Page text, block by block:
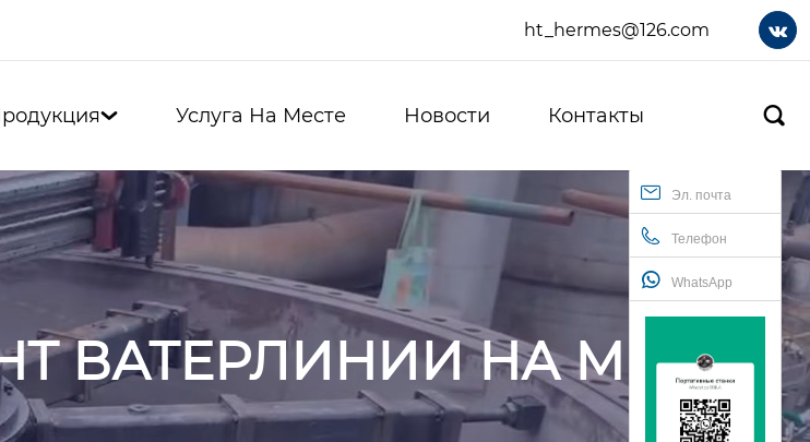
ht_hermes@126.com 
 Услуга На Месте Новости Контакты 
Эл. почта
Телефон
WhatsApp
ВАТЕРЛИНИИ НА МЕСТЕ